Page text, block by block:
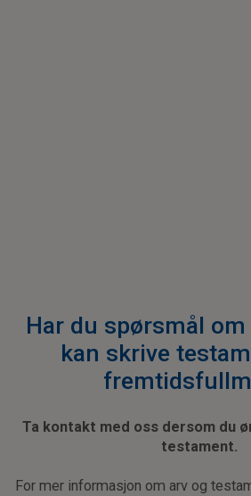
Har du spørsmål
kan skrive
Ta kontakt med oss dersom du
testament.
For mer informasjon om arv og